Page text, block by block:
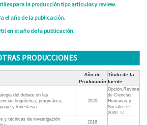
para la producción tipo artículos y review.
el año de la publicación.
en el año de la publicación.
PRODUCCIONES
Año de
Producción
Título de la
fuente
del debate en las
lingüística, pragmática,
y kinestesia
2020
Opciòn.Revista
de Ciencias
Humanas y
Sociales ©
2020. U...
y tècnicas de investigaciòn
2018